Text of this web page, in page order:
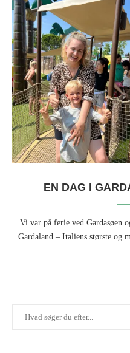
EN DAG I
Vi var på ferie ved Gardasøen
Gardaland – Italiens største og